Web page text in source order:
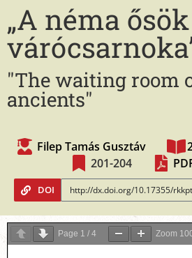
„A néma ősök
"The waiting room
ancients"
Filep Tamás Gusztáv
201-204
DOI
Page 1 / 4 Zoom